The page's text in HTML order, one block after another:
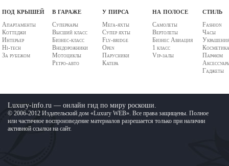
под крышей
Апартаменты
Коттеджи
Интерьер
Hi-tech
За рубежом
в гараже
Суперкары
Высший класс
Бизнес-класс
Внедорожники
Мотоциклы
Ретро-авто
у пирса
Мега-яхты
Супер яхты
Fly-bridge
Open
Парусники
Катера
на полосе
Самолеты
Вертолеты
Бизнес Авиация
1 класс
Vip-залы
стиль
Fashion
Часы
Парфюм
Гаджеты
Luxury-info.ru — онлайн гид по миру роскоши.
© 2006-2012 Издательский дом «Luxury WEB». Все права защищены. Полное
или частичное воспроизведение материалов разрешается только при наличии
активной ссылки на сайт.